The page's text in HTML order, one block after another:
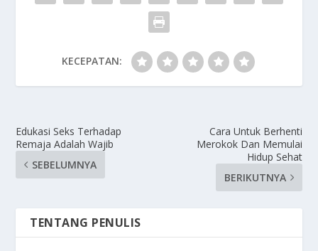
KECEPATAN:
Edukasi Seks Terhadap
Remaja Adalah Wajib
SEBELUMNYA
Cara Untuk Berhenti
Merokok Dan Memulai
Hidup Sehat
BERIKUTNYA
TENTANG PENULIS